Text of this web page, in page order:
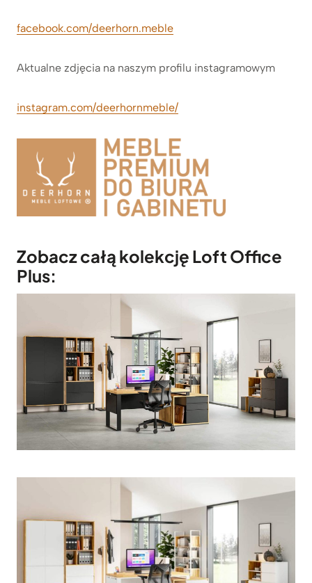
facebook.com/deerhorn.meble
Aktualne zdjęcia na naszym profilu instagramowym
instagram.com/deerhornmeble/
Zobacz całą kolekcję Loft Office
Plus: